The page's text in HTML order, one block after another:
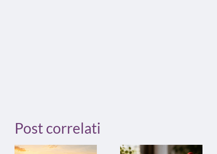
Post correlati